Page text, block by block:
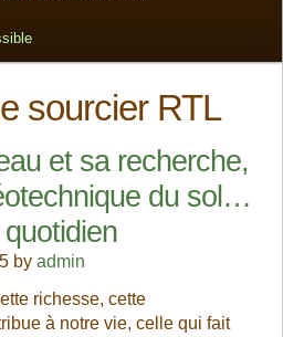
sourcier RTL
et sa recherche,
du sol…
by admin
richesse, cette
à notre vie, celle qui fait